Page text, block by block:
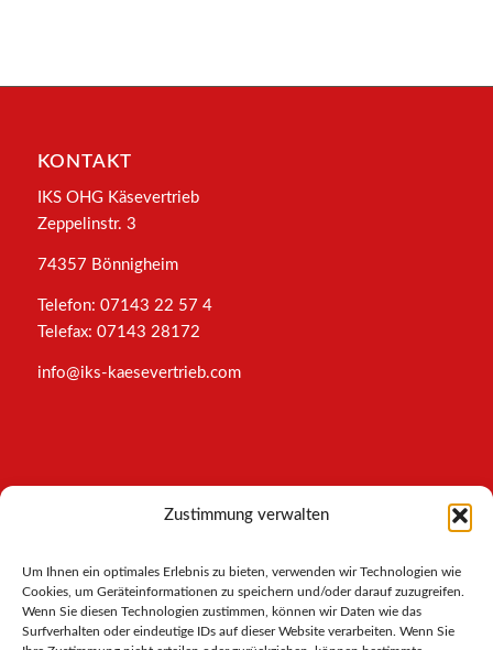
Zustimmung verwalten
Um Ihnen ein optimales Erlebnis zu bieten, verwenden wir Technologien wie
Cookies, um Geräteinformationen zu speichern und/oder darauf zuzugreifen.
Wenn Sie diesen Technologien zustimmen, können wir Daten wie das
Surfverhalten oder eindeutige IDs auf dieser Website verarbeiten. Wenn Sie
KONTAKT
IKS OHG Käsevertrieb
Zeppelinstr. 3
74357 Bönnigheim
Telefon: 07143 22 57 4
Telefax: 07143 28172
info@iks-kaesevertrieb.com
INFORMATIONEN
AGB
Datenschutz
Cookies-Richtlinie